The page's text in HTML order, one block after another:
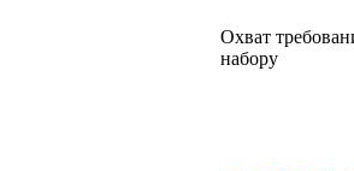
Охват
набору